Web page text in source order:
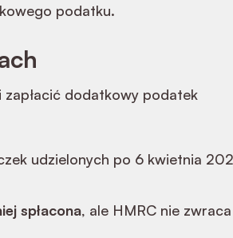
podatku.
zapłacić dodatkowy podatek
udzielonych po 6 kwietnia
spłacona, ale HMRC nie zwraca